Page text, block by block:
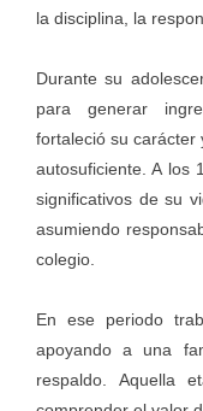
la disciplina, la
Durante su
para generar
fortaleció su carácter
autosuficiente. A los
significativos de su
asumiendo
colegio.
En ese periodo
apoyando a una
respaldo. Aquella